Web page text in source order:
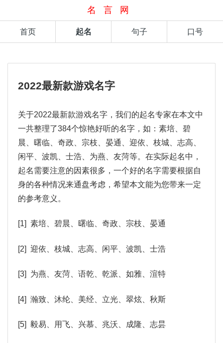
名言网
首页 起名 句子 口号
2022最新款游戏名字
关于2022最新款游戏名字，我们的起名专家在本文中
一共整理了384个惊艳好听的名字，如：素培、碧
晨、曙临、奇政、宗枝、晏通、迎依、枝城、志高、
闲平、波凯、士浩、为燕、友菏等。在实际起名中，
起名需要注意的因素很多，一个好的名字需要根据自
身的各种情况来通盘考虑，希望本文能为您带来一定
的参考意义。
[1] 素培、碧晨、曙临、奇政、宗枝、晏通
[2] 迎依、枝城、志高、闲平、波凯、士浩
[3] 为燕、友菏、语乾、乾派、如雅、渲特
[4] 瀚致、沐纶、美经、立光、翠炫、秋斯
[5] 毅易、用飞、兴慕、兆沃、成隆、志昙